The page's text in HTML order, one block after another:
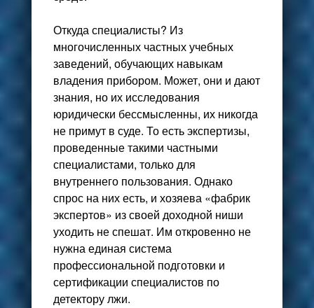
Откуда специалисты? Из
многочисленных частных учебных
заведений, обучающих навыкам
владения прибором. Может, они и дают
знания, но их исследования
юридически бессмысленны, их никогда
не примут в суде. То есть экспертизы,
проведенные такими частными
специалистами, только для
внутреннего пользования. Однако
спрос на них есть, и хозяева «фабрик
экспертов» из своей доходной ниши
уходить не спешат. Им откровенно не
нужна единая система
профессиональной подготовки и
сертификации специалистов по
детектору лжи.